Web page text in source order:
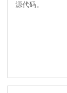
源代码。